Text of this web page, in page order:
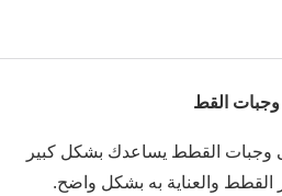
وجبات القط
وجبات القطط يساعدك بشكل كبير
والعناية به بشكل واضح.